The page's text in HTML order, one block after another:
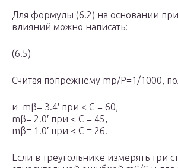
Для формулы (6.2) на основании
влияний можно написать:
(6.5)
Считая попрежнему mp/P=1/1000,
и mβ= 3.4′ при < C = 60,
mβ= 2.0′ при < C = 45,
mβ= 1.0′ при < C = 26.
Если в треугольнике измерять три